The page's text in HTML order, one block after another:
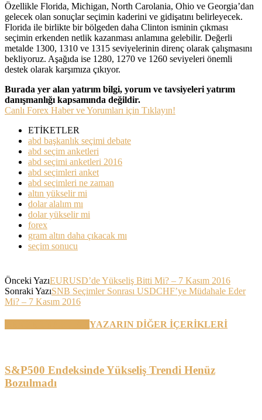
Özellikle Florida, Michigan, North Carolania, Ohio ve Georgia’dan
gelecek olan sonuçlar seçimin kaderini ve gidişatını belirleyecek.
Florida ile birlikte bir bölgeden daha Clinton isminin çıkması
seçimin erkenden netlik kazanması anlamına gelebilir. Değerli
metalde 1300, 1310 ve 1315 seviyelerinin direnç olarak çalışmasını
bekliyoruz. Aşağıda ise 1280, 1270 ve 1260 seviyeleri önemli
destek olarak karşımıza çıkıyor.
Burada yer alan yatırım bilgi, yorum ve tavsiyeleri yatırım
danışmanlığı kapsamında değildir.
Canlı Forex Haber ve Yorumları için Tıklayın!
ETİKETLER
abd başkanlık seçimi debate
abd seçim anketleri
abd seçimi anketleri 2016
abd seçimleri anket
abd seçimleri ne zaman
altın yükselir mi
dolar alalım mı
dolar yükselir mi
forex
gram altın daha çıkacak mı
seçim sonucu
Önceki YazıEURUSD’de Yükseliş Bitti Mi? – 7 Kasım 2016
Sonraki YazıSNB Seçimler Sonrası USDCHF’ye Müdahale Eder
Mi? – 7 Kasım 2016
YAZARIN DİĞER İÇERİKLERİ
S&P500 Endeksinde Yükseliş Trendi Henüz
Bozulmadı